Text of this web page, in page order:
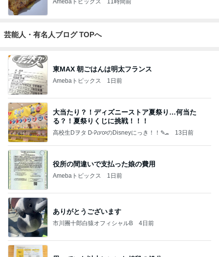
芸能人・有名人ブログ TOPへ
東MAX 朝ごはんは明太フランス
Amebaトピックス 1日前
大当たり？！ディズニーストア夏祭り…何当た
る？！夏祭りくじに挑戦！！！
高校生Dヲタ Ꭰ-ᎮꭵꭹꭴのDisneyにっき！！✎ܚ 13日前
役所の間違いで支払った娘の費用
Amebaトピックス 1日前
ありがとうございます
市川團十郎白猿オフィシャルB 4日前